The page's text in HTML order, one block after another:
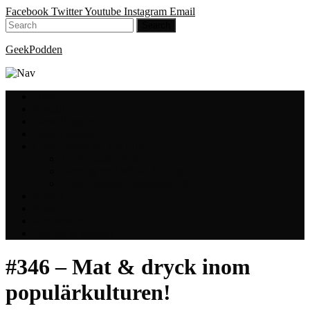
Facebook TwitterYoutube Instagram Email
GeekPodden
#346 – Mat & dryck inom
populärkulturen!